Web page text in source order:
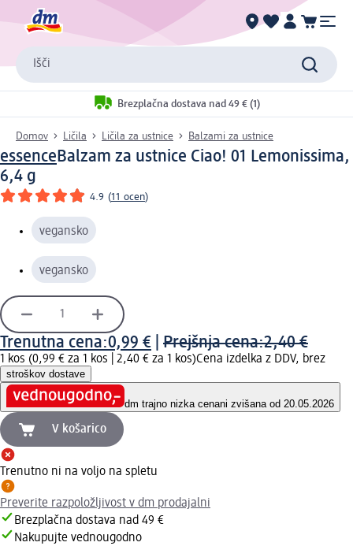
Išči
Brezplačna dostava nad 49 € (1)
Domov Ličila Ličila za ustnice Balzami za ustnice
essenceBalzam za ustnice Ciao! 01 Lemonissima,
6,4 g
4.9 (11 ocen)
vegansko
vegansko
Trenutna cena:0,99 € Prejšnja cena:2,40 €
1 kos (0,99 € za 1 kos | 2,40 € za 1 kos)Cena izdelka z DDV, brez
stroškov dostave
dm trajno nizka cenani zvišana od 20.05.2026
V košarico
Trenutno ni na voljo na spletu
Preverite razpoložljivost v dm prodajalni
Brezplačna dostava nad 49 €
Nakupujte vednougodno